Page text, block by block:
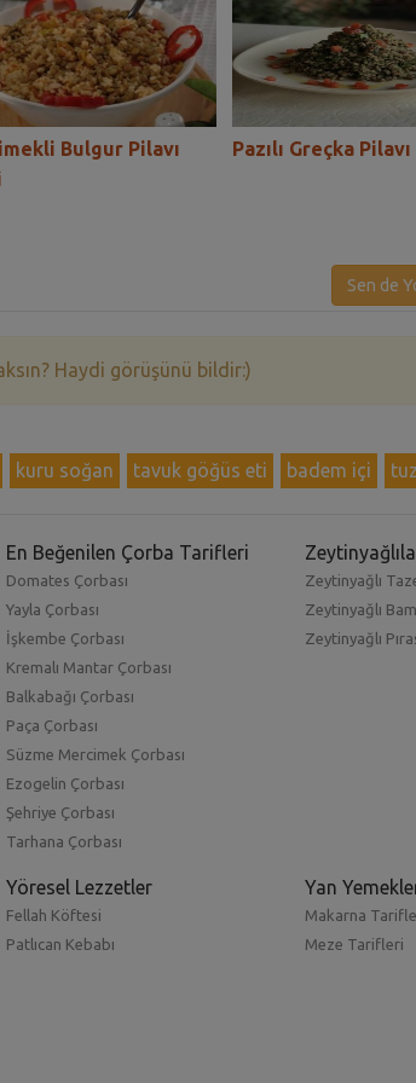
Bulgur Pilavı
Pazılı Greçka
Sen de
Haydi görüşünü bildir:)
kuru soğan tavuk göğüs eti badem içi tuz
En Beğenilen Çorba Tarifleri
Domates Çorbası
Yayla Çorbası
İşkembe Çorbası
Kremalı Mantar Çorbası
Balkabağı Çorbası
Paça Çorbası
Süzme Mercimek Çorbası
Ezogelin Çorbası
Şehriye Çorbası
Tarhana Çorbası
Zeytinyağlı
Zeytinyağlı
Zeytinyağlı
Yöresel Lezzetler
Fellah Köftesi
Patlıcan Kebabı
Yan
Makarna
Meze Tarifleri